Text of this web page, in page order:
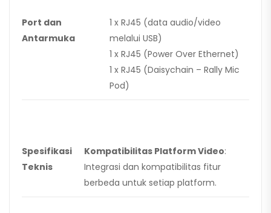
Port dan
Antarmuka
1 x RJ45 (data audio/video
melalui USB)
1 x RJ45 (Power Over Ethernet)
1 x RJ45 (Daisychain – Rally Mic
Pod)
Spesifikasi
Teknis
Kompatibilitas Platform Video:
Integrasi dan kompatibilitas fitur
berbeda untuk setiap platform.